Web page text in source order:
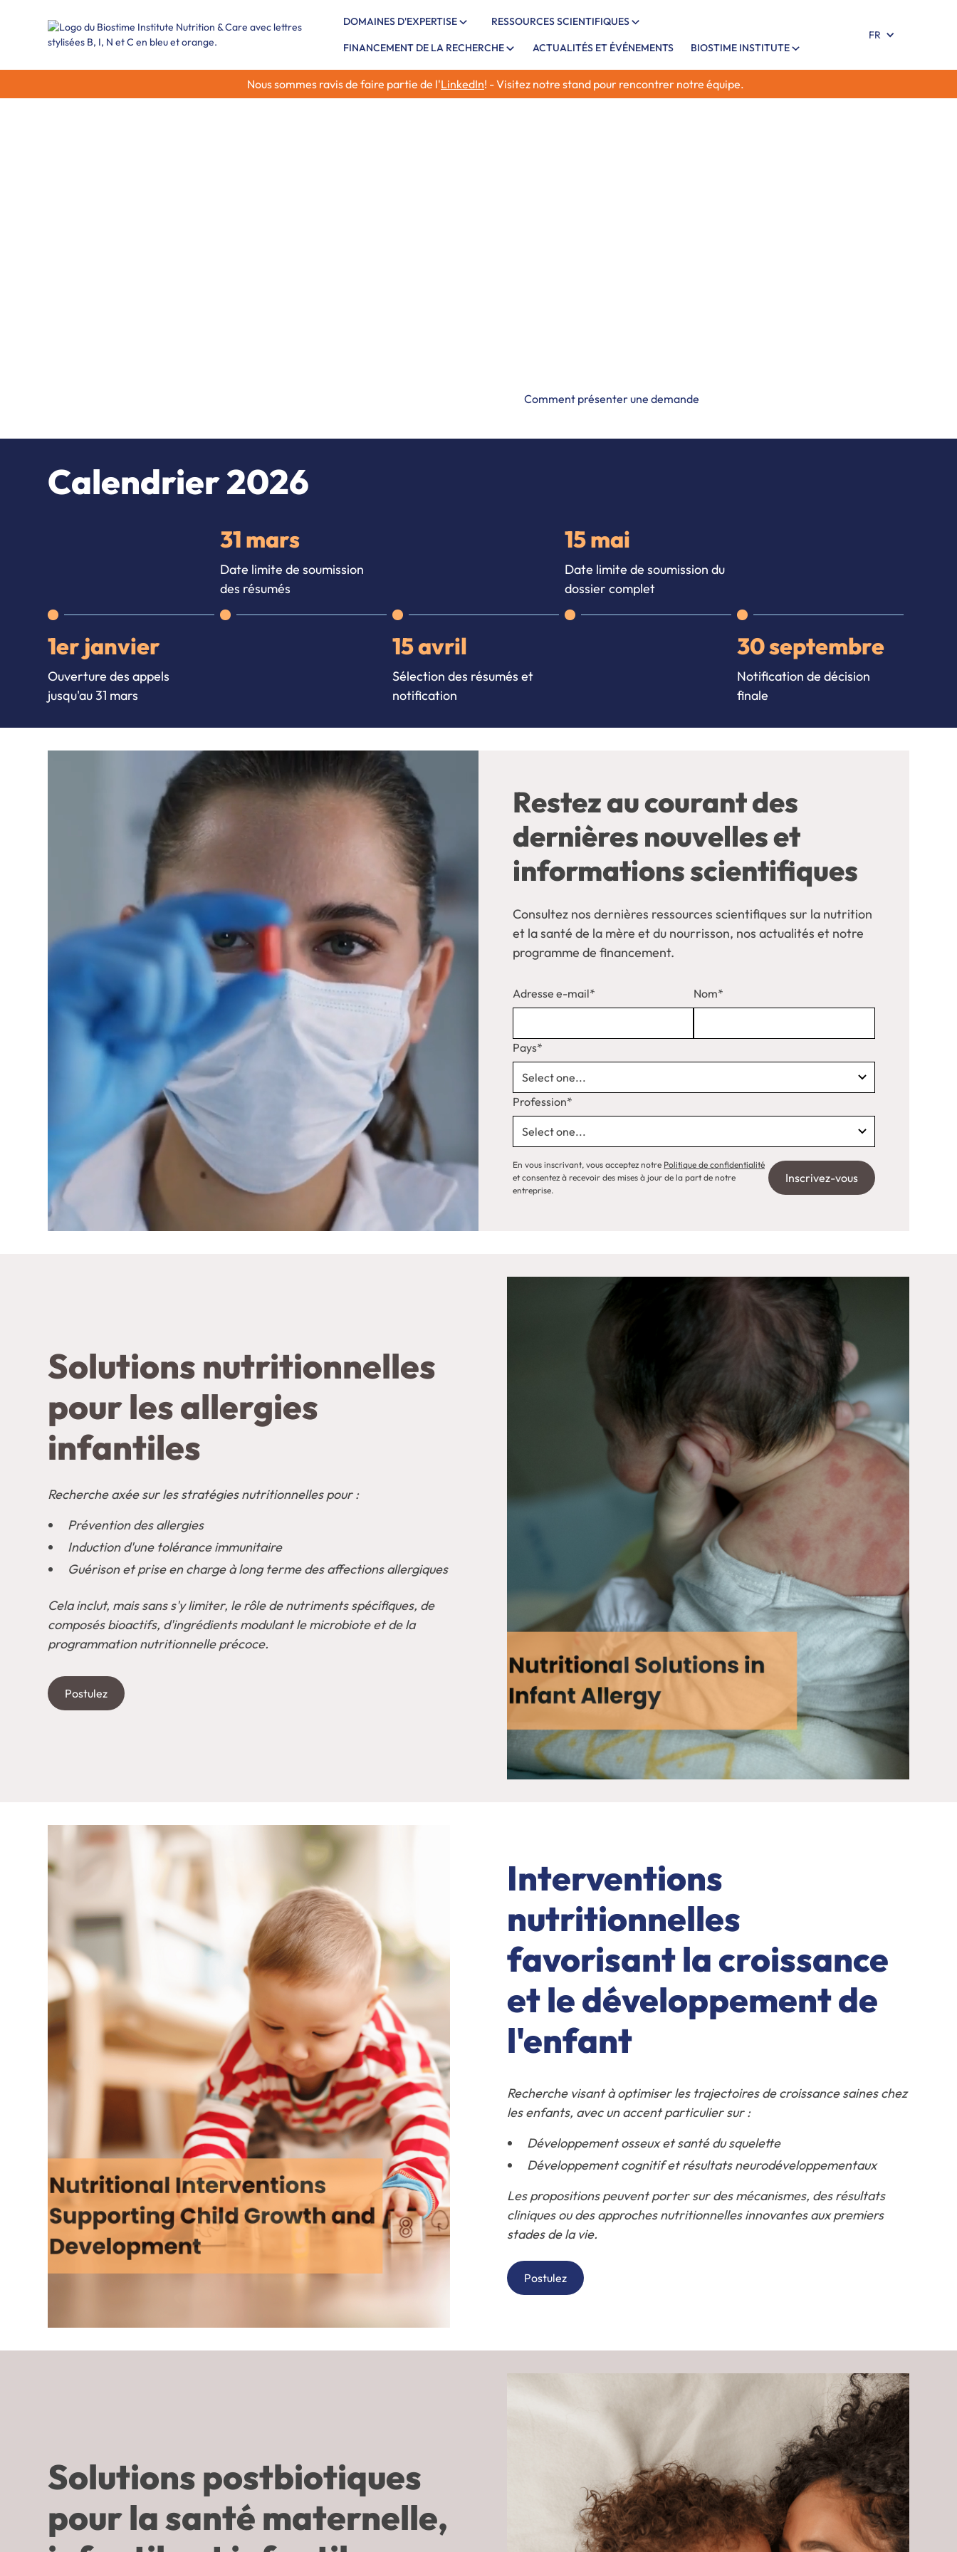
DOMAINES D'EXPERTISE RESSOURCES SCIENTIFIQUES
FINANCEMENT DE LA RECHERCHE ACTUALITÉS ET ÉVÉNEMENTS BIOSTIME INSTITUTE
FR
Nous sommes ravis de faire partie de l'LinkedIn! - Visitez notre stand pour rencontrer notre équipe.
Comment présenter une demande
Calendrier 2026
1er janvier
Ouverture des appels
jusqu'au 31 mars
31 mars
Date limite de soumission
des résumés
15 avril
Sélection des résumés et
notification
15 mai
Date limite de soumission du
dossier complet
30 septembre
Notification de décision
finale
Restez au courant des
dernières nouvelles et
informations scientifiques
Consultez nos dernières ressources scientifiques sur la nutrition
et la santé de la mère et du nourrisson, nos actualités et notre
programme de financement.
Adresse e-mail* Nom*
Pays*
Profession*
En vous inscrivant, vous acceptez notre Politique de confidentialité
et consentez à recevoir des mises à jour de la part de notre
entreprise.
Solutions nutritionnelles
pour les allergies
infantiles
Recherche axée sur les stratégies nutritionnelles pour :
Prévention des allergies
Induction d'une tolérance immunitaire
Guérison et prise en charge à long terme des affections allergiques
Cela inclut, mais sans s'y limiter, le rôle de nutriments spécifiques, de
composés bioactifs, d'ingrédients modulant le microbiote et de la
programmation nutritionnelle précoce.
Postulez
Interventions
nutritionnelles
favorisant la croissance
et le développement de
l'enfant
Recherche visant à optimiser les trajectoires de croissance saines chez
les enfants, avec un accent particulier sur :
Développement osseux et santé du squelette
Développement cognitif et résultats neurodéveloppementaux
Les propositions peuvent porter sur des mécanismes, des résultats
cliniques ou des approches nutritionnelles innovantes aux premiers
stades de la vie.
Postulez
Solutions postbiotiques
pour la santé maternelle,